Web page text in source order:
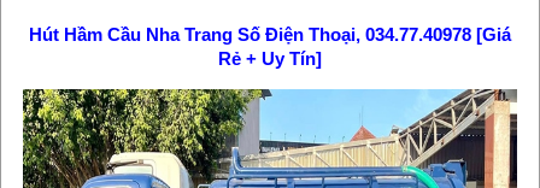
Hút Hầm Cầu Nha Trang Số Điện Thoại, 034.77.40978 [Giá
Rẻ + Uy Tín]